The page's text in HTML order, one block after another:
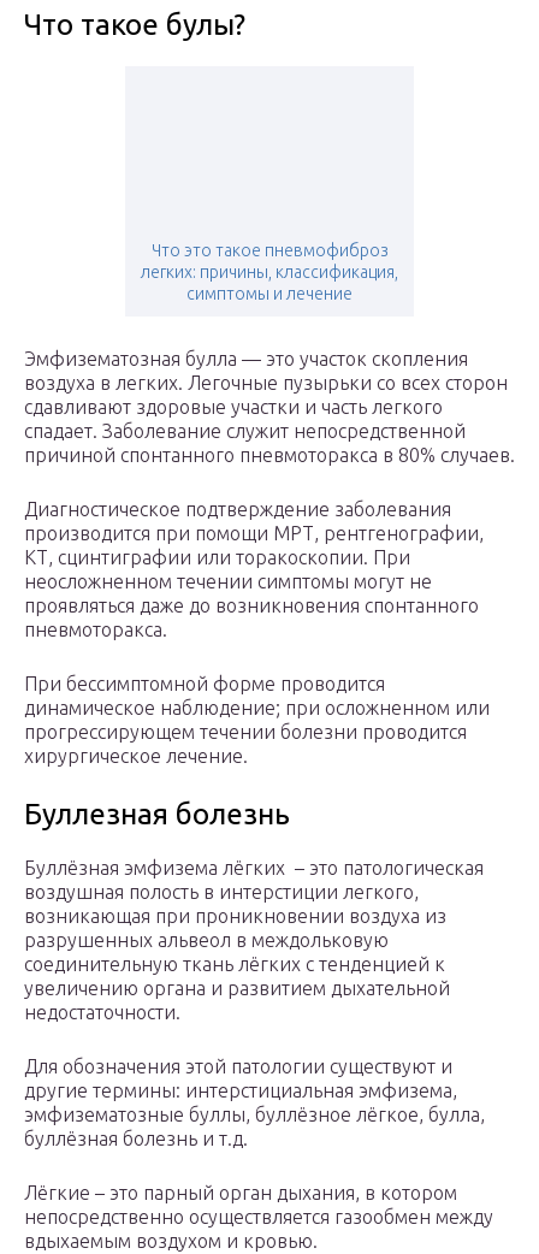
Что такое булы?
Что это такое пневмофиброз
легких: причины, классификация,
симптомы и лечение
Эмфизематозная булла — это участок скопления
воздуха в легких. Легочные пузырьки со всех сторон
сдавливают здоровые участки и часть легкого
спадает. Заболевание служит непосредственной
причиной спонтанного пневмоторакса в 80% случаев.
Диагностическое подтверждение заболевания
производится при помощи МРТ, рентгенографии,
КТ, сцинтиграфии или торакоскопии. При
неосложненном течении симптомы могут не
проявляться даже до возникновения спонтанного
пневмоторакса.
При бессимптомной форме проводится
динамическое наблюдение; при осложненном или
прогрессирующем течении болезни проводится
хирургическое лечение.
Буллезная болезнь
Буллёзная эмфизема лёгких – это патологическая
воздушная полость в интерстиции легкого,
возникающая при проникновении воздуха из
разрушенных альвеол в междольковую
соединительную ткань лёгких с тенденцией к
увеличению органа и развитием дыхательной
недостаточности.
Для обозначения этой патологии существуют и
другие термины: интерстициальная эмфизема,
эмфизематозные буллы, буллёзное лёгкое, булла,
буллёзная болезнь и т.д.
Лёгкие – это парный орган дыхания, в котором
непосредственно осуществляется газообмен между
вдыхаемым воздухом и кровью.